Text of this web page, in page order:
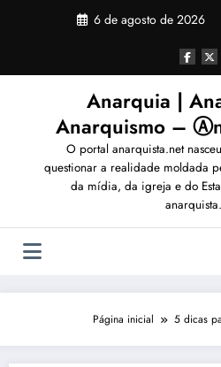
6 de agosto de 2026
Anarquia |
Anarquismo –
O portal anarquista.net
questionar a realidade moldada
da mídia, da igreja e do
anarquista.
Página inicial 5 dicas